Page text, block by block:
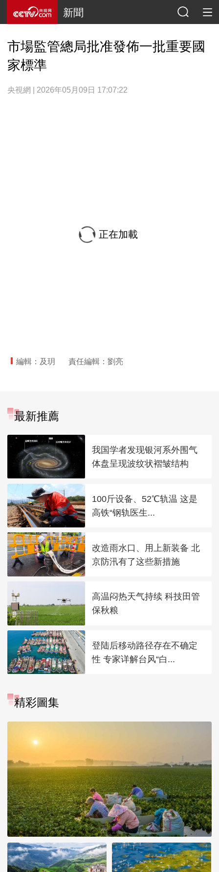
新聞
市場監管總局批准發佈一批重要國
家標準
央視網 | 2026年05月09日 17:07:22
正在加載
編輯：及玥 責任編輯：劉亮
最新推薦
我国学者发现银河系外围气
体盘呈现波纹状褶皱结构
100斤设备、52℃轨温 这是
高铁“钢轨医生...
改造雨水口、用上新装备 北
京防汛有了这些新措施
高温闷热天气持续 科技田管
保秋粮
登陆后移动路径存在不确定
性 专家详解台风“白...
精彩圖集